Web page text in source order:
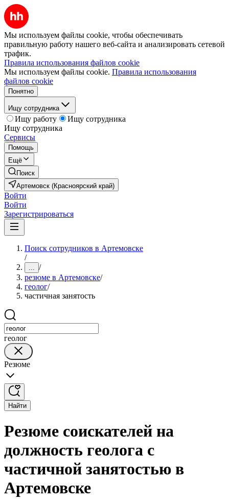
Мы используем файлы cookie, чтобы обеспечивать
правильную работу нашего веб-сайта и анализировать сетевой
трафик.
Правила использования файлов cookie
Мы используем файлы cookie. Правила использования
файлов cookie
Понятно
Ищу сотрудника
Ищу работу
Ищу сотрудника
Ищу сотрудника
Сервисы
Помощь
Ещё
Поиск
Артемовск (Красноярский край)
Войти
Войти
Зарегистрироваться
Поиск сотрудников в Артемовске
/
... /
резюме в Артемовске/
геолог/
частичная занятость
геолог
Резюме
Найти
Резюме соискателей на
должность геолога с
частичной занятостью в
Артемовске